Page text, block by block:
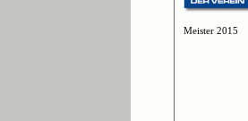
Meister 2015